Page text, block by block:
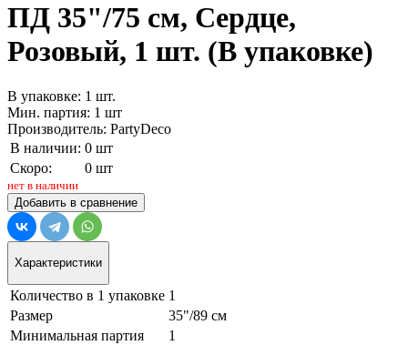
ПД 35"/75 см, Сердце,
Розовый, 1 шт. (В упаковке)
В упаковке: 1 шт.
Мин. партия: 1 шт
Производитель: PartyDeco
В наличии: 0 шт
Скоро:
0 шт
нет в наличии
Добавить в сравнение
Характеристики
Количество в 1 упаковке 1
Размер
35"/89 см
Минимальная партия
1